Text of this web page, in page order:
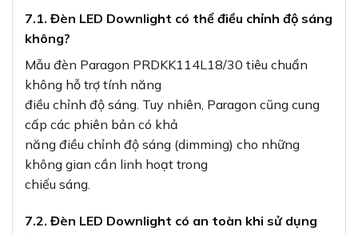
7.1. Đèn LED Downlight có thể điều chỉnh độ sáng
không?
Mẫu đèn Paragon PRDKK114L18/30 tiêu chuẩn
không hỗ trợ tính năng
điều chỉnh độ sáng. Tuy nhiên, Paragon cũng cung
cấp các phiên bản có khả
năng điều chỉnh độ sáng (dimming) cho những
không gian cần linh hoạt trong
chiếu sáng.
7.2. Đèn LED Downlight có an toàn khi sử dụng